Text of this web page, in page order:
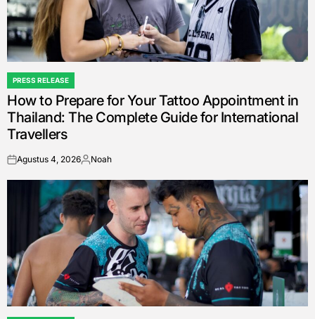
POSTED
IN
PRESS RELEASE
How to Prepare for Your Tattoo Appointment in
Thailand: The Complete Guide for International
Travellers
onAgustus 4, 2026Posted
Noah